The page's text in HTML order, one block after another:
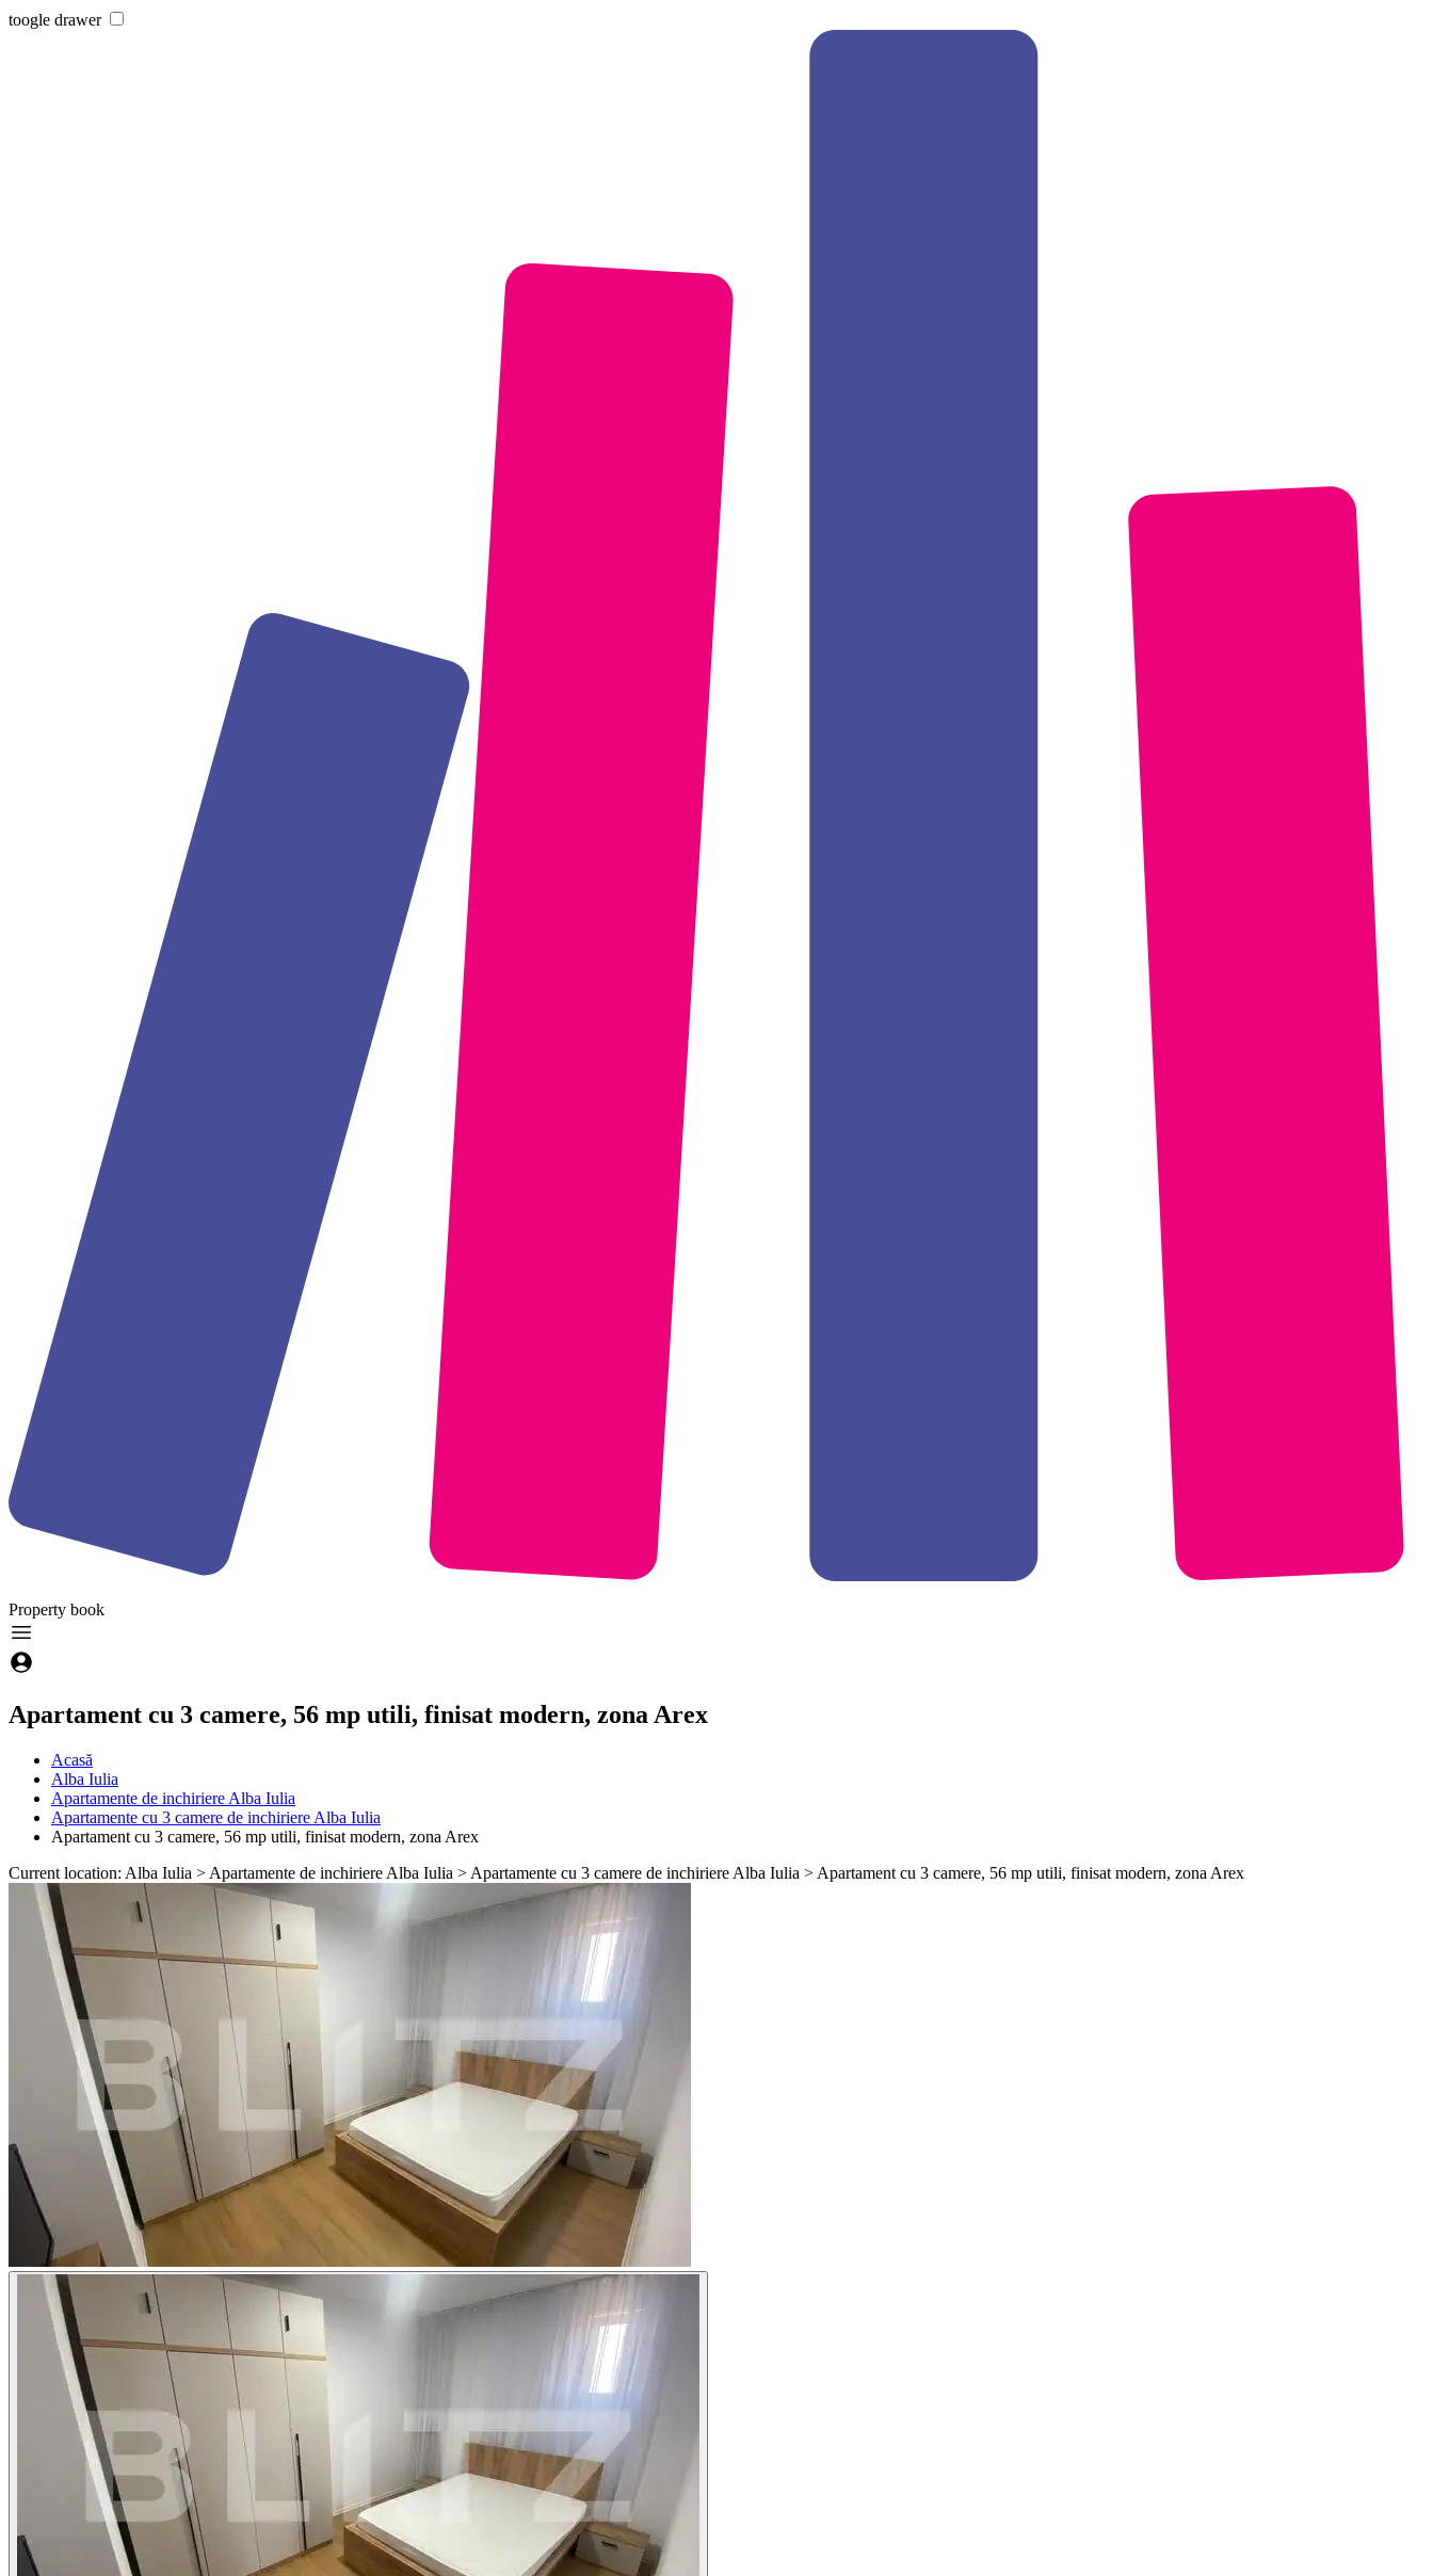
toogle drawer
Property book
Apartament cu 3 camere, 56 mp utili, finisat modern, zona Arex
Acasă
Alba Iulia
Apartamente de inchiriere Alba Iulia
Apartamente cu 3 camere de inchiriere Alba Iulia
Apartament cu 3 camere, 56 mp utili, finisat modern, zona Arex
Current location: Alba Iulia > Apartamente de inchiriere Alba Iulia > Apartamente cu 3 camere de inchiriere Alba Iulia > Apartament cu 3 camere, 56 mp utili, finisat modern, zona Arex